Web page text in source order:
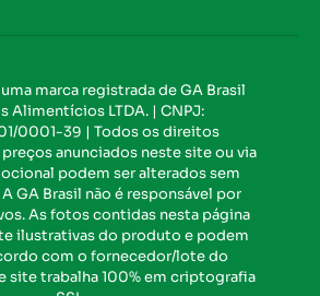
marca registrada de GA Brasil
Alimentícios LTDA. | CNPJ:
0001-39 | Todos os direitos
preços anunciados neste site ou via
podem ser alterados sem
GA Brasil não é responsável por
As fotos contidas nesta página
ilustrativas do produto e podem
com o fornecedor/lote do
site trabalha 100% em criptografia